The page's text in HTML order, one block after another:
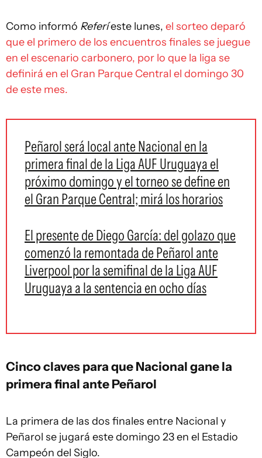
Como informó Referíeste lunes, el sorteo deparó
que el primero de los encuentros finales se juegue
en el escenario carbonero, por lo que la liga se
definirá en el Gran Parque Central el domingo 30
de este mes.
Peñarol será local ante Nacional en la
primera final de la Liga AUF Uruguaya el
próximo domingo y el torneo se define en
el Gran Parque Central; mirá los horarios
El presente de Diego García: del golazo que
comenzó la remontada de Peñarol ante
Liverpool por la semifinal de la Liga AUF
Uruguaya a la sentencia en ocho días
Cinco claves para que Nacional gane la
primera final ante Peñarol
La primera de las dos finales entre Nacional y
Peñarol se jugará este domingo 23 en el Estadio
Campeón del Siglo.